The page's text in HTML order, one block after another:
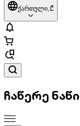
ქართული,₾
ჩაწერე